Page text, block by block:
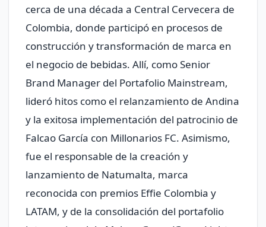
cerca de una década a Central Cervecera de
Colombia, donde participó en procesos de
construcción y transformación de marca en
el negocio de bebidas. Allí, como Senior
Brand Manager del Portafolio Mainstream,
lideró hitos como el relanzamiento de Andina
y la exitosa implementación del patrocinio de
Falcao García con Millonarios FC. Asimismo,
fue el responsable de la creación y
lanzamiento de Natumalta, marca
reconocida con premios Effie Colombia y
LATAM, y de la consolidación del portafolio